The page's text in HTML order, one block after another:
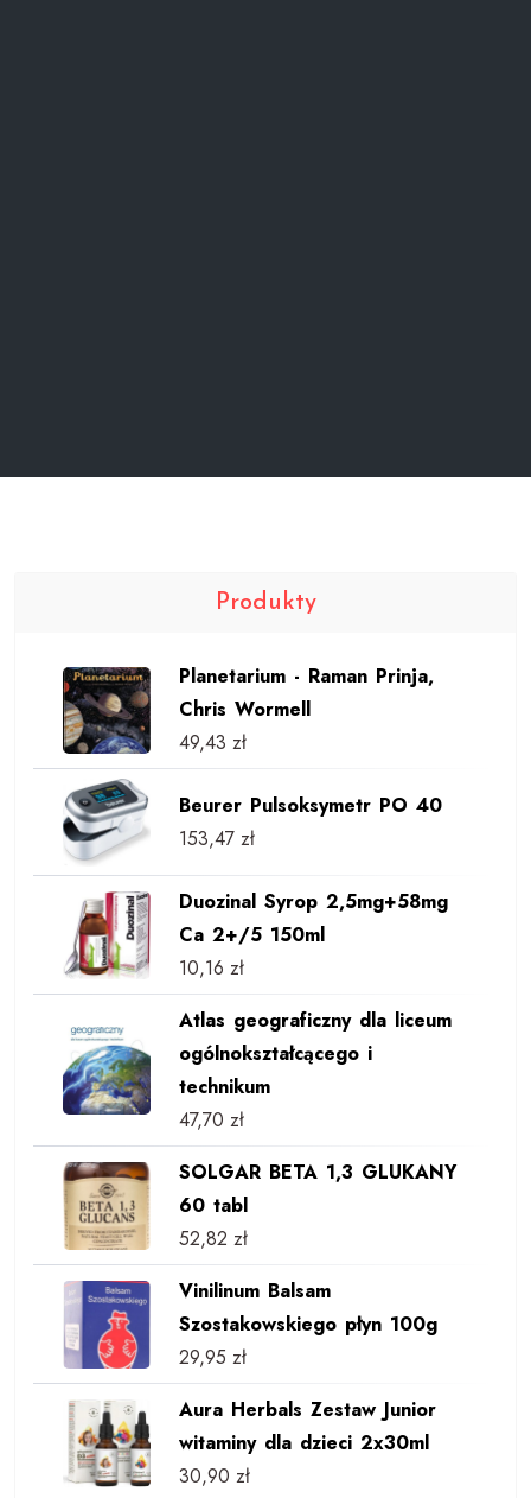
Produkty
Planetarium - Raman Prinja,
Chris Wormell
49,43 zł
Beurer Pulsoksymetr PO 40
153,47 zł
Duozinal Syrop 2,5mg+58mg
Ca 2+/5 150ml
10,16 zł
Atlas geograficzny dla liceum
ogólnokształcącego i
technikum
47,70 zł
SOLGAR BETA 1,3 GLUKANY
60 tabl
52,82 zł
Vinilinum Balsam
Szostakowskiego płyn 100g
29,95 zł
Aura Herbals Zestaw Junior
witaminy dla dzieci 2x30ml
30,90 zł